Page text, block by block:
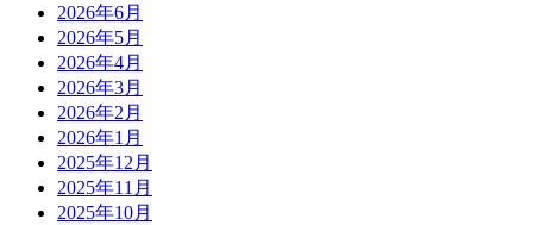
2026年6月
2026年5月
2026年4月
2026年3月
2026年2月
2026年1月
2025年12月
2025年11月
2025年10月